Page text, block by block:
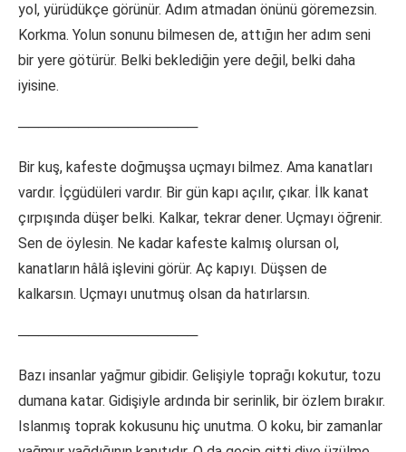
yol, yürüdükçe görünür. Adım atmadan önünü göremezsin.
Korkma. Yolun sonunu bilmesen de, attığın her adım seni
bir yere götürür. Belki beklediğin yere değil, belki daha
iyisine.
──────────────────
Bir kuş, kafeste doğmuşsa uçmayı bilmez. Ama kanatları
vardır. İçgüdüleri vardır. Bir gün kapı açılır, çıkar. İlk kanat
çırpışında düşer belki. Kalkar, tekrar dener. Uçmayı öğrenir.
Sen de öylesin. Ne kadar kafeste kalmış olursan ol,
kanatların hâlâ işlevini görür. Aç kapıyı. Düşsen de
kalkarsın. Uçmayı unutmuş olsan da hatırlarsın.
──────────────────
Bazı insanlar yağmur gibidir. Gelişiyle toprağı kokutur, tozu
dumana katar. Gidişiyle ardında bir serinlik, bir özlem bırakır.
Islanmış toprak kokusunu hiç unutma. O koku, bir zamanlar